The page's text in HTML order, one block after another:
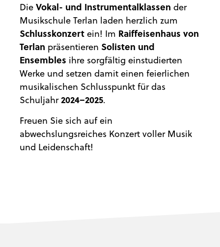
DieVokal- und Instrumentalklassen der
Musikschule Terlan laden herzlich zum
Schlusskonzertein! Im Raiffeisenhaus von
Terlan präsentieren Solisten und
Ensembles ihre sorgfältig einstudierten
Werke und setzen damit einen feierlichen
musikalischen Schlusspunkt für das
Schuljahr2024–2025.
Freuen Sie sich auf ein
abwechslungsreiches Konzert voller Musik
und Leidenschaft!